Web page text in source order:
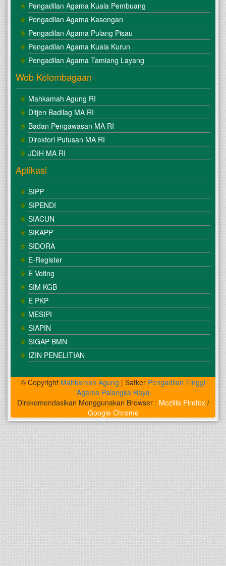
Pengadilan Agama Kuala Pembuang
Pengadilan Agama Kasongan
Pengadilan Agama Pulang Pisau
Pengadilan Agama Kuala Kurun
Pengadilan Agama Tamiang Layang
Web Kelembagaan
Mahkamah Agung RI
Ditjen Badilag MA RI
Badan Pengawasan MA RI
Direktori Putusan MA RI
JDIH MA RI
Aplikasi
SIPP
SIPENDI
SIACUN
SIKAPP
SIDORA
E-Register
E Voting
SIM KGB
E PKP
MESIPI
SIAPIN
SIGAP BMN
IZIN PENELITIAN
© Copyright Mahkamah Agung | Satker Pengadilan Tinggi
Agama Palangka Raya
Direkomendasikan Menggunakan Browser : Mozilla Firefox/
Google Chrome